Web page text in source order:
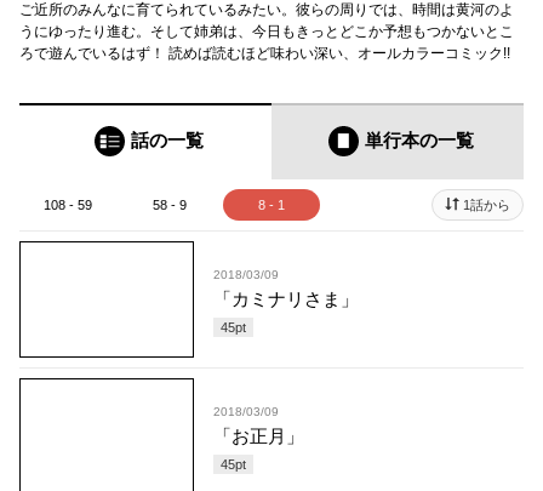
ご近所のみんなに育てられているみたい。彼らの周りでは、時間は黄河のよ
うにゆったり進む。そして姉弟は、今日もきっとどこか予想もつかないとこ
ろで遊んでいるはず！ 読めば読むほど味わい深い、オールカラーコミック!!
話の一覧 単行本の一覧
108 - 59 58 - 9 8 - 1 1話から
2018/03/09
「カミナリさま」
45pt
2018/03/09
「お正月」
45pt